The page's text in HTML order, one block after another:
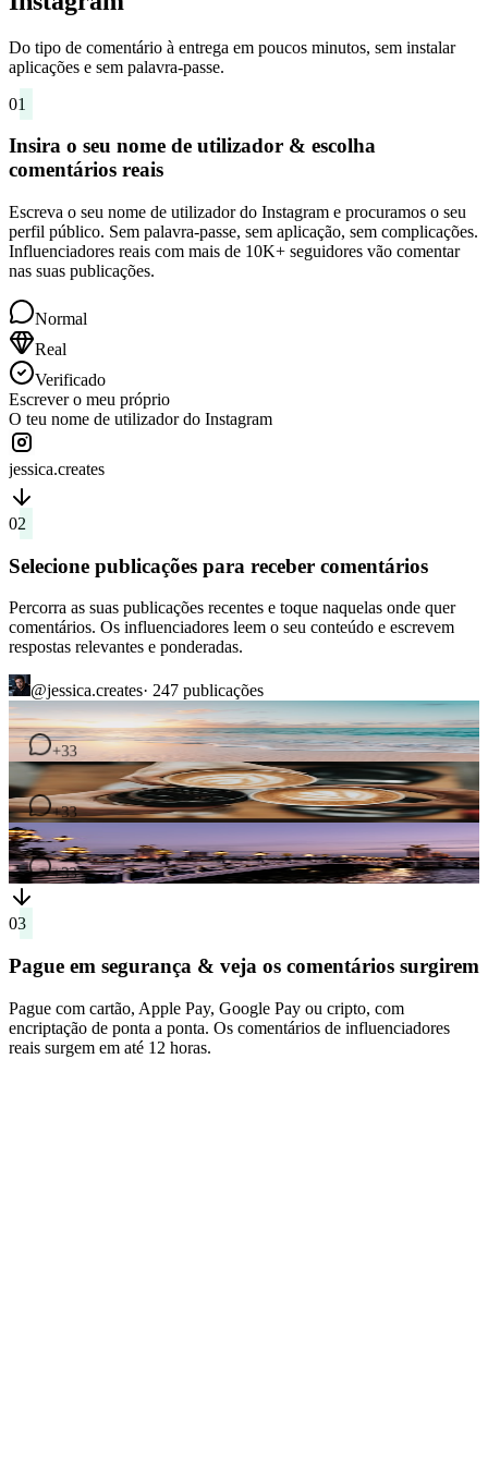
Do tipo de comentário à entrega em poucos minutos, sem instalar
aplicações e sem palavra-passe.
01
Insira o seu nome de utilizador & escolha
comentários reais
Escreva o seu nome de utilizador do Instagram e procuramos o seu
perfil público. Sem palavra-passe, sem aplicação, sem complicações.
Influenciadores reais com mais de 10K+ seguidores vão comentar
nas suas publicações.
Normal
Real
Verificado
Escrever o meu próprio
O teu nome de utilizador do Instagram
02
Selecione publicações para receber comentários
Percorra as suas publicações recentes e toque naquelas onde quer
comentários. Os influenciadores leem o seu conteúdo e escrevem
respostas relevantes e ponderadas.
4 comentários
+33
2 comentários
7 comentários
03
Pague em segurança & veja os comentários surgirem
encriptação de ponta a ponta. Os comentários de influenciadores
reais surgem em até 12 horas.